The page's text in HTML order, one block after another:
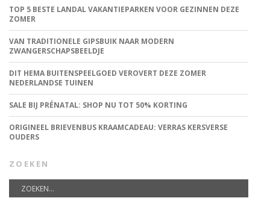
TOP 5 BESTE LANDAL VAKANTIEPARKEN VOOR GEZINNEN DEZE
ZOMER
VAN TRADITIONELE GIPSBUIK NAAR MODERN
ZWANGERSCHAPSBEELDJE
DIT HEMA BUITENSPEELGOED VEROVERT DEZE ZOMER
NEDERLANDSE TUINEN
SALE BIJ PRÉNATAL: SHOP NU TOT 50% KORTING
ORIGINEEL BRIEVENBUS KRAAMCADEAU: VERRAS KERSVERSE
OUDERS
ZOEKEN